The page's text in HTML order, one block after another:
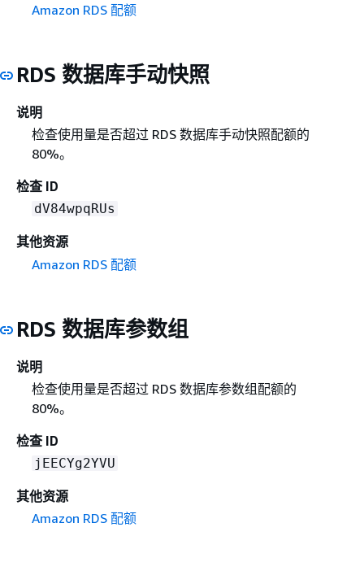
Amazon RDS 配额
RDS 数据库手动快照
说明
检查使用量是否超过 RDS 数据库手动快照配额的
80%。
检查 ID
dV84wpqRUs
其他资源
Amazon RDS 配额
RDS 数据库参数组
说明
检查使用量是否超过 RDS 数据库参数组配额的
80%。
检查 ID
jEECYg2YVU
其他资源
Amazon RDS 配额